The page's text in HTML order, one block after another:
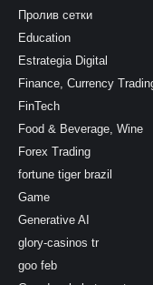
Пролив сетки
Education
Estrategia Digital
Finance, Currency
FinTech
Food & Beverage, Wine
Forex Trading
fortune tiger brazil
Game
Generative AI
glory-casinos tr
goo feb